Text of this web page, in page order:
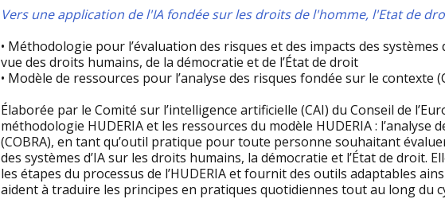
Vers une application de l'IA fondée sur les droits de l'homme, l'Etat de
• Méthodologie pour l’évaluation des risques et des impacts des
vue des droits humains, de la démocratie et de l’État de droit
• Modèle de ressources pour l’analyse des risques fondée sur le contexte
Élaborée par le Comité sur l’intelligence artificielle (CAI) du Conseil de
méthodologie HUDERIA et les ressources du modèle HUDERIA : l’analyse
(COBRA), en tant qu’outil pratique pour toute personne souhaitant
des systèmes d’IA sur les droits humains, la démocratie et l’État de droit.
les étapes du processus de l’HUDERIA et fournit des outils adaptables
aident à traduire les principes en pratiques quotidiennes tout au long du